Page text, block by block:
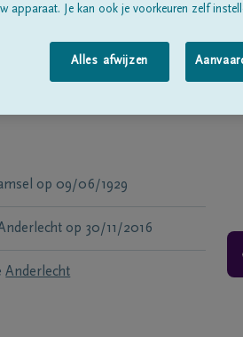
op 09/06/1929
op 30/11/2016
Anderlecht
apparaat. Je kan ook je voorkeuren zelf
Alles afwijzen